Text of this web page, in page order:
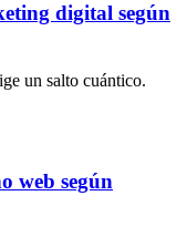
digital según
un salto cuántico.
web según